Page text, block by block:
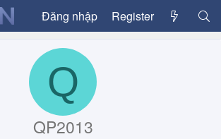
Đăng nhập Register
Q
QP2013